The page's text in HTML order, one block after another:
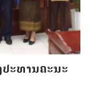
ະທານຄະນະ